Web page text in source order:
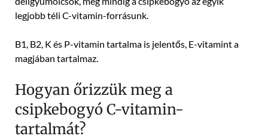
legjobb téli C-vitamin-forrásunk.
B1, B2, K és P-vitamin tartalma is jelentős, E-vitamint a
magjában tartalmaz.
Hogyan őrizzük meg a
csipkebogyó C-vitamin-
tartalmát?